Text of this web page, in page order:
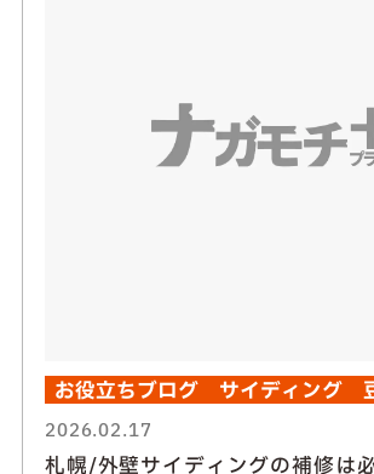
お役立ちブログ サイディング
2026.02.17
札幌/外壁サイディングの補修は